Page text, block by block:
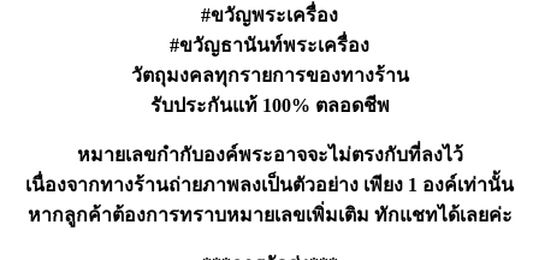
#ขวัญพระเครื่อง
#ขวัญธานันท์พระเครื่อง
วัตถุมงคลทุกรายการของทางร้าน
รับประกันแท้ 100% ตลอดชีพ
หมายเลขกำกับองค์พระอาจจะไม่ตรงกับที่ลงไว้
เนื่องจากทางร้านถ่ายภาพลงเป็นตัวอย่าง เพียง 1 องค์เท่านั้น
หากลูกค้าต้องการทราบหมายเลขเพิ่มเติม ทักแชทได้เลยค่ะ